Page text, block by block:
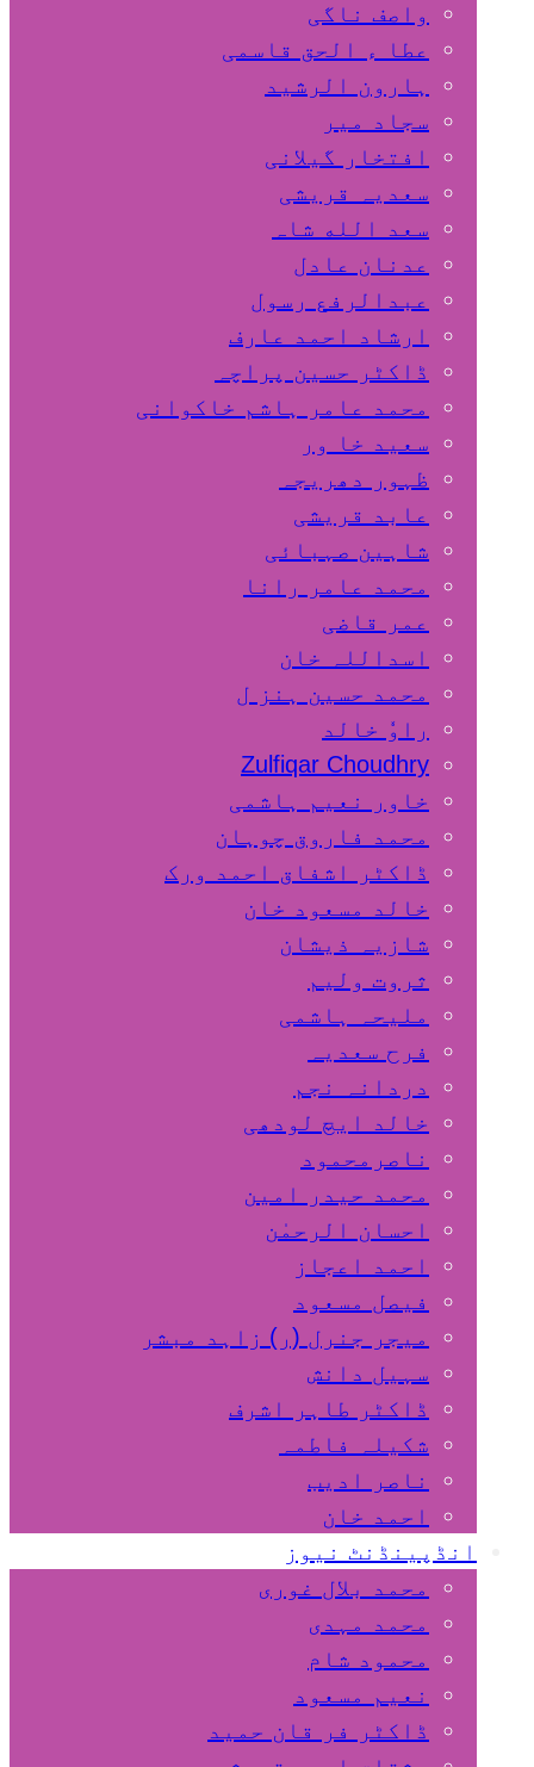
واصف ناگی
عطا ء الحق قاسمی
ہارون الرشید
سجاد میر
افتخار گیلانی
سعدیہ قریشی
سعد الله شاہ
عدنان عادل
عبدالرفع رسول
ارشاد احمد عارف
ڈاکٹر حسین پراچہ
محمد عامر ہاشم خاکوانی
سعید خا ور
ظہور دھریجہ
عابد قریشی
شاہین صہبائی
محمد عامر رانا
عمر قاضی
اسداللہ خان
محمد حسین ہنز ل
راوٗ خالد
Zulfiqar Choudhry
خاور نعیم ہاشمی
محمد فاروق چوہان
ڈاکٹر اشفاق احمد ورک
خالد مسعود خان
شازیہ ذیشان
ثروت ولیم
ملیحہ ہاشمی
فرح سعدیہ
دردانہ نجم
خالد ایچ لودھی
ناصرمحمود
محمد حیدر امین
احسان الرحمٰن
احمد اعجاز
فیصل مسعود
میجر جنرل (ر) زاہد مبشر
سہیل دانش
ڈاکٹر طاہر اشرف
شکیلہ فاطمہ
ناصر ادیب
احمد خان
انڈپینڈنٹ نیوز
محمد بلال غوری
محمد مہدی
محمود شام
نعیم مسعود
ڈاکٹر فر قان حمید